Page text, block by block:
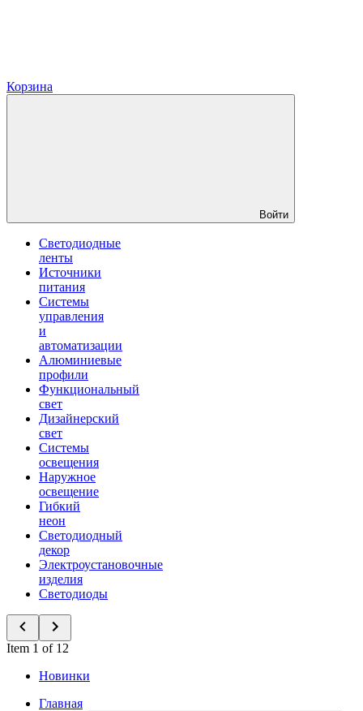
Корзина
Войти
Светодиодные
ленты
Источники
питания
Системы
управления
и
автоматизации
Алюминиевые
профили
Функциональный
свет
Дизайнерский
свет
Системы
освещения
Наружное
освещение
Гибкий
неон
Светодиодный
декор
Электроустановочные
изделия
Светодиоды
Item 1 of 12
Новинки
Главная